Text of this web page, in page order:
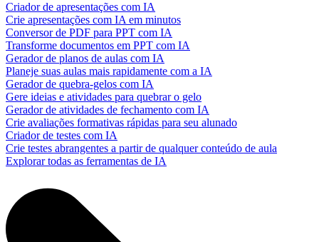
Criador de apresentações com IA
Crie apresentações com IA em minutos
Conversor de PDF para PPT com IA
Transforme documentos em PPT com IA
Gerador de planos de aulas com IA
Planeje suas aulas mais rapidamente com a IA
Gerador de quebra-gelos com IA
Gere ideias e atividades para quebrar o gelo
Gerador de atividades de fechamento com IA
Crie avaliações formativas rápidas para seu alunado
Criador de testes com IA
Crie testes abrangentes a partir de qualquer conteúdo de aula
Explorar todas as ferramentas de IA